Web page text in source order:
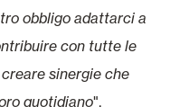
obbligo adattarci a
con tutte le
sinergie che
quotidiano".